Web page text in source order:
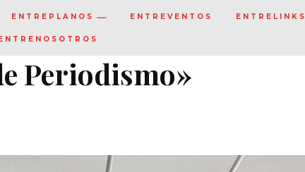
ENTREPLANOS ENTREVENTOS ENTRELINKS
Periodismo»